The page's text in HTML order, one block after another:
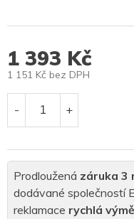
Prodloužená záruka 3
dodávané společností
reklamace rychlá
1 393 Kč
1 151 Kč bez DPH